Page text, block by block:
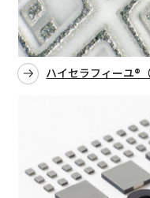
ハイセラフィーユ®